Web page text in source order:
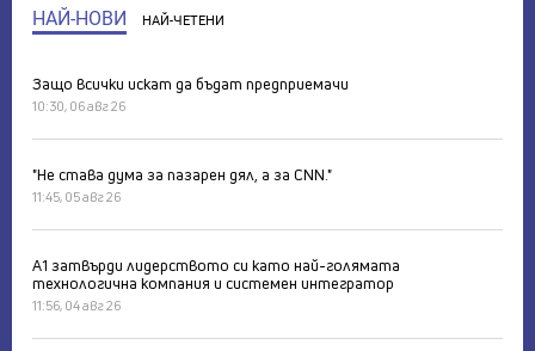
НАЙ-НОВИ НАЙ-ЧЕТЕНИ
Защо всички искат да бъдат предприемачи
10:30, 06 авг 26
"Не става дума за пазарен дял, а за CNN."
11:45, 05 авг 26
А1 затвърди лидерството си като най-голямата
технологична компания и системен интегратор
11:56, 04 авг 26